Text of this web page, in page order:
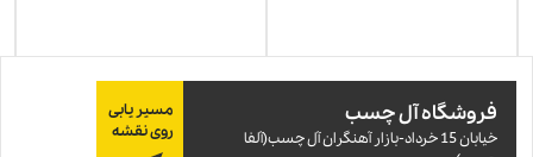
فروشگاه آل چسب
خيابان 15 خرداد-بازار آهنگران آل چسب(آلفا
مسیر یابی
روی نقشه